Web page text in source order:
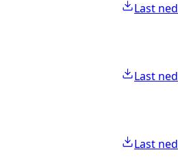
Last ned
Last ned
Last ned